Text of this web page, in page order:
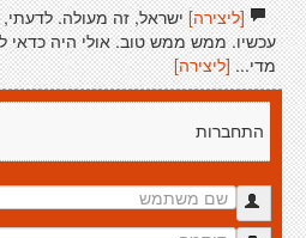
[ליצירה]ישראל, זה מעולה.
עכשיו. ממש ממש טוב. אולי היה כדאי
מדי... [ליצירה]
התחברות